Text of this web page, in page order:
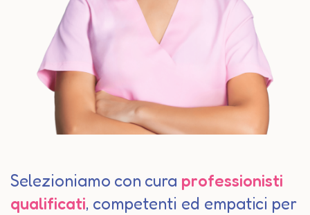
Selezioniamo con cura professionisti
qualificati, competenti ed empatici per